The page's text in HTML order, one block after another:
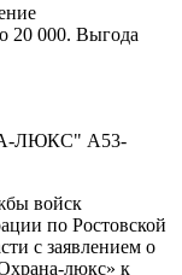
20 000. Выгода
ЛЮКС" А53-
войск
по Ростовской
с заявлением о
люкс» к